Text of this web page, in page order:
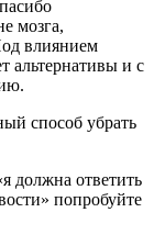
мозга,
влиянием
альтернативы и с
способ убрать
должна ответить
попробуйте